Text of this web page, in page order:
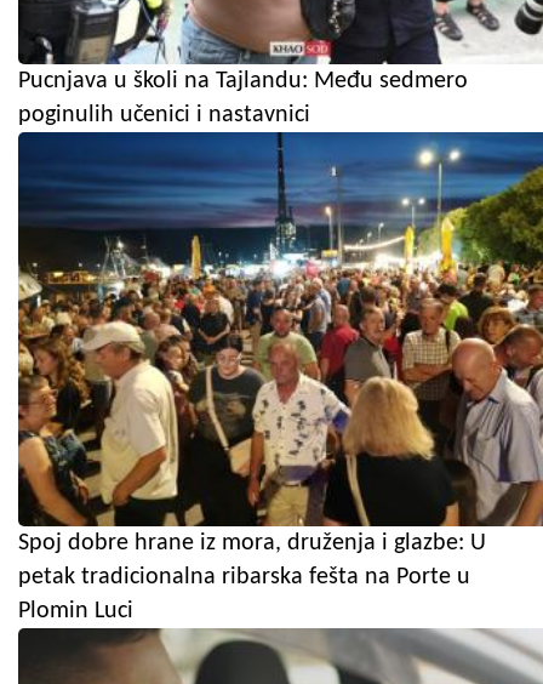
Pucnjava u školi na Tajlandu: Među sedmero
poginulih učenici i nastavnici
Spoj dobre hrane iz mora, druženja i glazbe: U
petak tradicionalna ribarska fešta na Porte u
Plomin Luci